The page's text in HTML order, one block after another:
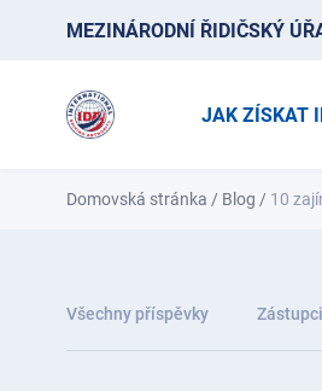
MEZINÁRODNÍ ŘIDIČSKÝ
JAK ZÍSKAT
Domovská stránka / Blog / 10
Všechny příspěvky Zástupci